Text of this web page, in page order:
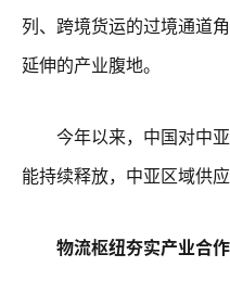
列、跨境货运的过境通道
延伸的产业腹地。
今年以来，中国对中亚
能持续释放，中亚区域供
物流枢纽夯实产业合